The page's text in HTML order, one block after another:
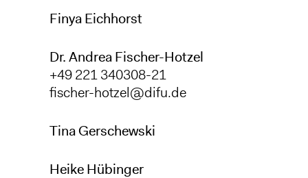
Finya Eichhorst
Dr. Andrea Fischer-Hotzel
+49 221 340308-21
fischer-hotzel@difu.de
Tina Gerschewski
Heike Hübinger